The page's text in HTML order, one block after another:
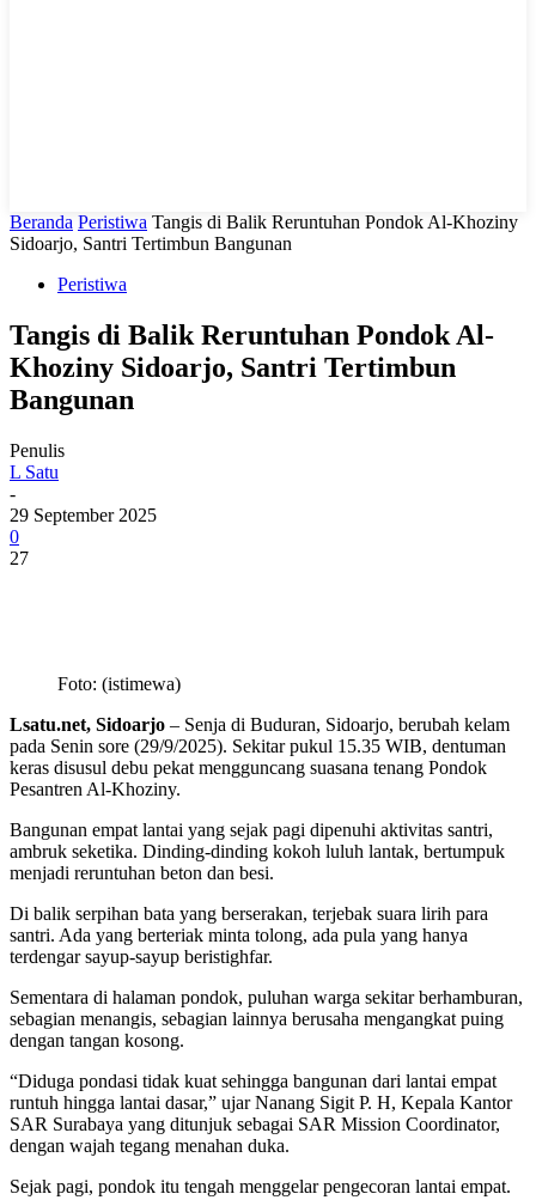
Beranda Peristiwa Tangis di Balik Reruntuhan Pondok Al-Khoziny
Sidoarjo, Santri Tertimbun Bangunan
Peristiwa
Tangis di Balik Reruntuhan Pondok Al-
Khoziny Sidoarjo, Santri Tertimbun
Bangunan
Penulis
L Satu
-
29 September 2025
0
27
Foto: (istimewa)
Lsatu.net, Sidoarjo – Senja di Buduran, Sidoarjo, berubah kelam
pada Senin sore (29/9/2025). Sekitar pukul 15.35 WIB, dentuman
keras disusul debu pekat mengguncang suasana tenang Pondok
Pesantren Al-Khoziny.
Bangunan empat lantai yang sejak pagi dipenuhi aktivitas santri,
ambruk seketika. Dinding-dinding kokoh luluh lantak, bertumpuk
menjadi reruntuhan beton dan besi.
Di balik serpihan bata yang berserakan, terjebak suara lirih para
santri. Ada yang berteriak minta tolong, ada pula yang hanya
terdengar sayup-sayup beristighfar.
Sementara di halaman pondok, puluhan warga sekitar berhamburan,
sebagian menangis, sebagian lainnya berusaha mengangkat puing
dengan tangan kosong.
“Diduga pondasi tidak kuat sehingga bangunan dari lantai empat
runtuh hingga lantai dasar,” ujar Nanang Sigit P. H, Kepala Kantor
SAR Surabaya yang ditunjuk sebagai SAR Mission Coordinator,
dengan wajah tegang menahan duka.
Sejak pagi, pondok itu tengah menggelar pengecoran lantai empat.